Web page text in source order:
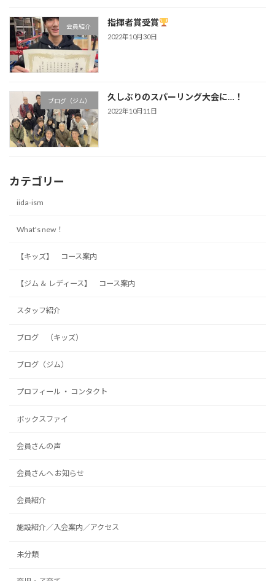
会員紹介 指揮者賞受賞
2022年10月30日
ブログ（ジム） 久しぶりのスパーリング大会に…！
2022年10月11日
カテゴリー
iida-ism
What's new！
【キッズ】 コース案内
【ジム ＆ レディース】 コース案内
スタッフ紹介
ブログ （キッズ）
ブログ（ジム）
プロフィール ・ コンタクト
ボックスファイ
会員さんの声
会員さんへ お知らせ
会員紹介
施設紹介／入会案内／アクセス
未分類